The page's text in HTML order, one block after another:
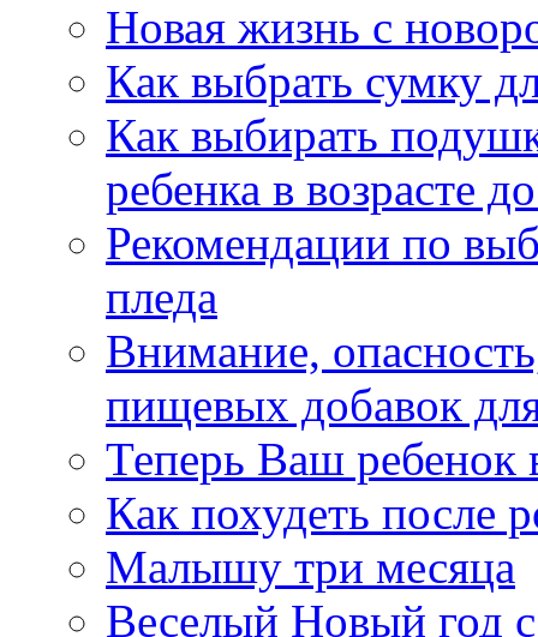
Новая жизнь с
Как выбрать сумку
Как выбирать
ребенка в возрасте
Рекомендации по
пледа
Внимание,
пищевых добавок
Теперь Ваш ребенок
Как похудеть после
Малышу три месяца
Веселый Новый год